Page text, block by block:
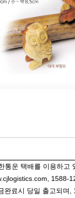
통운 택배를 이용하고
, 1588-
완료시 당일 출고되며,